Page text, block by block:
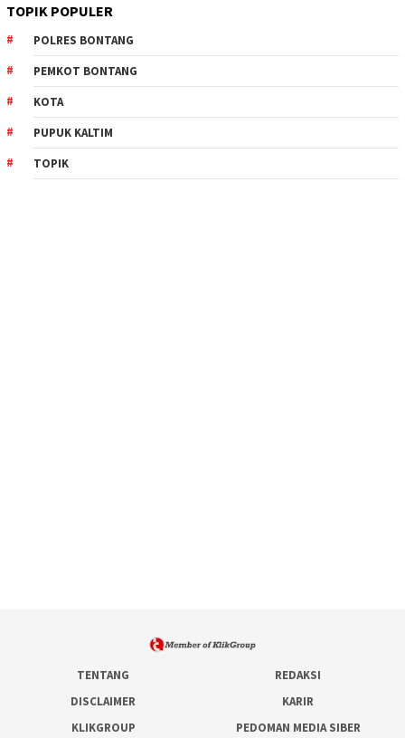
TOPIK POPULER
POLRES BONTANG
PEMKOT BONTANG
KOTA
PUPUK KALTIM
TOPIK
TENTANG
REDAKSI
DISCLAIMER
KARIR
KLIKGROUP
PEDOMAN MEDIA SIBER